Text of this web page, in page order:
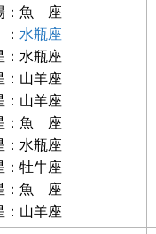
：魚 座
水瓶座
水瓶座
山羊座
山羊座
：魚 座
水瓶座
：牡牛座
：魚 座
：山羊座